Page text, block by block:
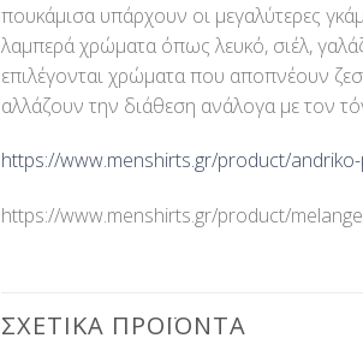
πουκάμισα υπάρχουν οι μεγαλύτερες
λαμπερά χρώματα όπως λευκό, σιέλ,
επιλέγονται χρώματα που αποπνέουν
αλλάζουν την διάθεση ανάλογα με τον
https://www.menshirts.gr/product/
https://www.menshirts.gr/product/
ΣΧΕΤΙΚΆ ΠΡΟΪΌΝΤΑ